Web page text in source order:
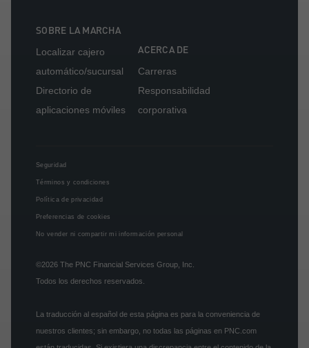
SOBRE LA MARCHA
Localizar cajero
automático/sucursal
Directorio de
aplicaciones móviles
ACERCA DE
Carreras
Responsabilidad
corporativa
Seguridad
Términos y condiciones
Política de privacidad
Preferencias de cookies
No vender ni compartir mi información personal
©2026 The PNC Financial Services Group, Inc.
Todos los derechos reservados.
La traducción al español de esta página es para la conveniencia de
nuestros clientes; sin embargo, no todas las páginas en PNC.com